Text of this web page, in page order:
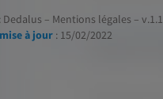
: Dedalus – Mentions légales – v.1.1
à jour : 15/02/2022